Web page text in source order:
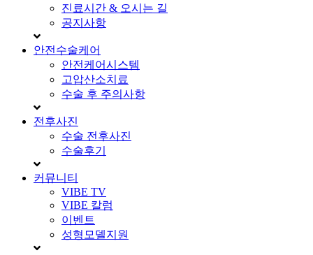
진료시간 & 오시는 길
공지사항
안전수술케어
안전케어시스템
고압산소치료
수술 후 주의사항
전후사진
수술 전후사진
수술후기
커뮤니티
VIBE TV
VIBE 칼럼
이벤트
성형모델지원